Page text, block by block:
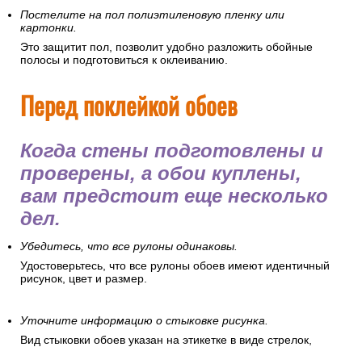
Постелите на пол полиэтиленовую пленку или
картонки.
Это защитит пол, позволит удобно разложить обойные
полосы и подготовиться к оклеиванию.
Перед поклейкой обоев
Когда стены подготовлены и
проверены, а обои куплены,
вам предстоит еще несколько
дел.
Убедитесь, что все рулоны одинаковы.
Удостоверьтесь, что все рулоны обоев имеют идентичный
рисунок, цвет и размер.
Уточните информацию о стыковке рисунка.
Вид стыковки обоев указан на этикетке в виде стрелок,